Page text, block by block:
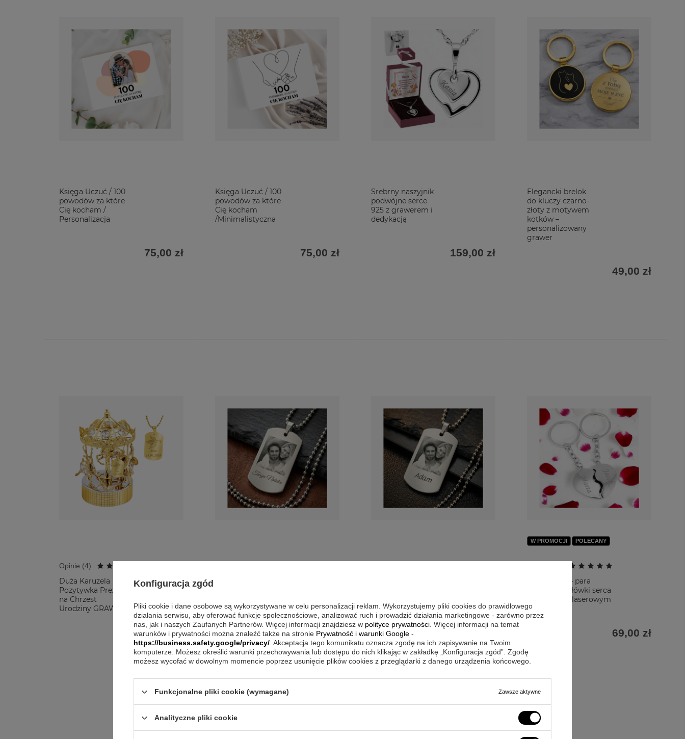
Co na prezent dla dziewczyny na mikołajki i Dzień Kobiet ?
Zbliżające się mikołajki lub Dzień Kobiet to czas upominkowych łowów! To czas gdzie, jak każdy mężczyzna szukasz pomysłu i inspiracji na idealny prezent dla dziewczyny.
Podarunki na te święta są bardzo zróżnicowane. Od bardzo osobistych rozwiązań po klasyczne. My tradycyjnie zachęcamy do większego wysiłku w doborze podarunku. Super prezent to taki
który mówi obdarowanej, że włożyliśmy sporo energii, czasu i serca w jego znalezienie. To może być błahostka, ale taka, która od razu pokaże nasze zaangażowanie i miłość.
Breloczek w kształcie połączonych serc
lub zestaw kubków z błyskotliwym tekstem może być ciekawym upominkiem na te okazje. Jeżeli często nie ma Cię w domu i rzadko macie okazję na
przytulanie to może pluszowa maskotka lub poduszka z osobistym wyznaniem, która chwilowo odwróci uwagę od Twojej nieobecności?
Upominki dla dziewczyny na Dzień Kobiet nie muszą ograniczać się do tradycyjnego goździka. Akcesoria dopasowane do preferencji i charakteru dziewczyny niejednokrotnie mogą ucieszyć
bardziej niż zestaw obowiązkowy z kwiaciarni. Zestaw do manicure z nadrukiem lub idealnie dobrana świeca zapachowa z grawerem to praktyczne i atrakcyjne upominki.
Księga Uczuć / 100
powodów za które
Cię kocham /
Personalizacja
75,00 zł
Księga Uczuć / 100
powodów za które
Cię kocham
/Minimalistyczna
75,00 zł
Srebrny naszyjnik
podwójne serce
925 z grawerem i
dedykacją
159,00 zł
Elegancki brelok
do kluczy czarno-
złoty z motywem
kotków –
personalizowany
grawer
49,00 zł
Opinie (4)
Duża Karuzela
Pozytywka Prezent
na Chrzest
Urodziny GRAWER
399,00 zł
grawerem
diamentem
79,00 zł
grawerem
dwustronnym
69,00 zł
W PROMOCJI POLECANY
Walentynki – para
breloków połówki serca
z grawerem laserowym
69,00 zł
Konfiguracja zgód
Pliki cookie i dane osobowe są wykorzystywane w celu personalizacji reklam. Wykorzystujemy pliki cookies do prawidłowego
działania serwisu, aby oferować funkcje społecznościowe, analizować ruch i prowadzić działania marketingowe - zarówno przez
nas, jak i naszych Zaufanych Partnerów. Więcej informacji znajdziesz w polityce prywatności . Więcej informacji na temat
warunków i prywatności można znaleźć także na stronie Prywatność i warunki Google -
https://business.safety.google/privacy/ . Akceptacja tego komunikatu oznacza zgodę na ich zapisywanie na Twoim
komputerze. Możesz określić warunki przechowywania lub dostępu do nich klikając w zakładkę „Konfiguracja zgód”. Zgodę
możesz wycofać w dowolnym momencie poprzez usunięcie plików cookies z przeglądarki z danego urządzenia końcowego.
Funkcjonalne pliki cookie (wymagane) Zawsze aktywne
Analityczne pliki cookie